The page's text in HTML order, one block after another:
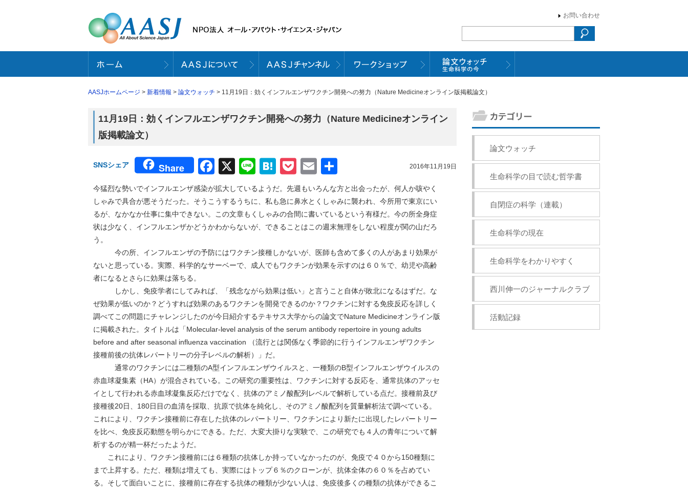
お問い合わせ
AASJホームページ > 新着情報 > 論文ウォッチ > 11月19日：効くインフルエンザワクチン開発への努力（Nature Medicineオンライン版掲載論文）
11月19日：効くインフルエンザワクチン開発への努力（Nature Medicineオンライン
版掲載論文）
2016年11月19日
SNSシェア Share Facebook
X LineHatena
Pocket
Email
有
今猛烈な勢いでインフルエンザ感染が拡大しているようだ。先週もいろんな方と出会ったが、何人か咳やく
しゃみで具合が悪そうだった。そうこうするうちに、私も急に鼻水とくしゃみに襲われ、今所用で東京にい
るが、なかなか仕事に集中できない。この文章もくしゃみの合間に書いているという有様だ。今の所全身症
状は少なく、インフルエンザかどうかわからないが、できることはこの週末無理をしない程度が関の山だろ
う。
今の所、インフルエンザの予防にはワクチン接種しかないが、医師も含めて多くの人があまり効果が
ないと思っている。実際、科学的なサーベーで、成人でもワクチンが効果を示すのは６０％で、幼児や高齢
者になるとさらに効果は落ちる。
しかし、免疫学者にしてみれば、「残念ながら効果は低い」と言うこと自体が敗北になるはずだ。な
ぜ効果が低いのか？どうすれば効果のあるワクチンを開発できるのか？ワクチンに対する免疫反応を詳しく
調べてこの問題にチャレンジしたのが今日紹介するテキサス大学からの論文でNature Medicineオンライン版
に掲載された。タイトルは「Molecular-level analysis of the serum antibody repertoire in young adults
before and after seasonal influenza vaccination （流行とは関係なく季節的に行うインフルエンザワクチン
接種前後の抗体レパートリーの分子レベルの解析）」だ。
通常のワクチンには二種類のA型インフルエンザウイルスと、一種類のB型インフルエンザウイルスの
赤血球凝集素（HA）が混合されている。この研究の重要性は、ワクチンに対する反応を、通常抗体のアッセ
イとして行われる赤血球凝集反応だけでなく、抗体のアミノ酸配列レベルで解析している点だ。接種前及び
接種後20日、180日目の血清を採取、抗原で抗体を純化し、そのアミノ酸配列を質量解析法で調べている。
これにより、ワクチン接種前に存在した抗体のレパートリー、ワクチンにより新たに出現したレパートリー
を比べ、免疫反応動態を明らかにできる。ただ、大変大掛りな実験で、この研究でも４人の青年について解
析するのが精一杯だったようだ。
これにより、ワクチン接種前には６種類の抗体しか持っていなかったのが、免疫で４０から150種類に
まで上昇する。ただ、種類は増えても、実際にはトップ６％のクローンが、抗体全体の６０％を占めてい
る。そして面白いことに、接種前に存在する抗体の種類が少ない人は、免疫後多くの種類の抗体ができるこ
論文ウォッチ
生命科学の目で読む哲学書
自閉症の科学（連載）
生命科学の現在
生命科学をわかりやすく
西川伸一のジャーナルクラブ
活動記録